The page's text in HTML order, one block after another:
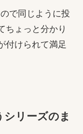
で同じように投
ちょっと分かり
付けられて満足
リーズのま